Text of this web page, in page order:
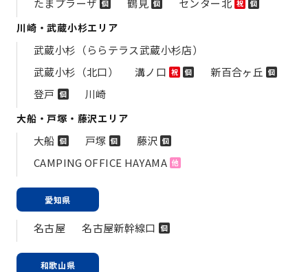
たまプラーザ 個 鶴見 個 センター北 祝 個
川崎・武蔵小杉エリア
武蔵小杉（ららテラス武蔵小杉店）
武蔵小杉（北口）
溝ノ口 祝 個 新百合ヶ丘 個
登戸 個 川崎
大船・戸塚・藤沢エリア
大船 個 戸塚 個 藤沢 個
CAMPING OFFICE HAYAMA 他
愛知県
名古屋 名古屋新幹線口 個
和歌山県